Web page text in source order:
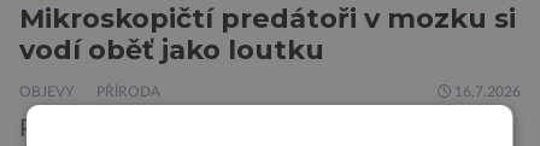
Mikroskopičtí predátoři v mozku si
vodí oběť jako loutku
OBJEVY PŘÍRODA 16.7.2026
Připomíná to námět apokalyptického seriálu